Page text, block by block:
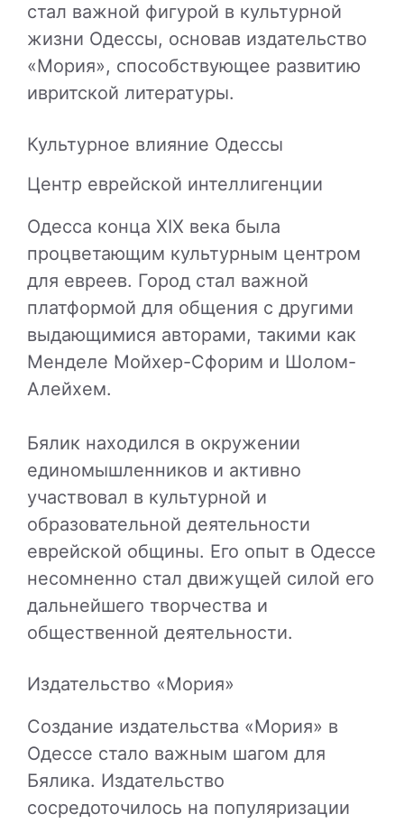
стал важной фигурой в культурной
жизни Одессы, основав издательство
«Мория», способствующее развитию
ивритской литературы.
Культурное влияние Одессы
Центр еврейской интеллигенции
Одесса конца XIX века была
процветающим культурным центром
для евреев. Город стал важной
платформой для общения с другими
выдающимися авторами, такими как
Менделе Мойхер-Сфорим и Шолом-
Алейхем.
Бялик находился в окружении
единомышленников и активно
участвовал в культурной и
образовательной деятельности
еврейской общины. Его опыт в Одессе
несомненно стал движущей силой его
дальнейшего творчества и
общественной деятельности.
Издательство «Мория»
Создание издательства «Мория» в
Одессе стало важным шагом для
Бялика. Издательство
сосредоточилось на популяризации